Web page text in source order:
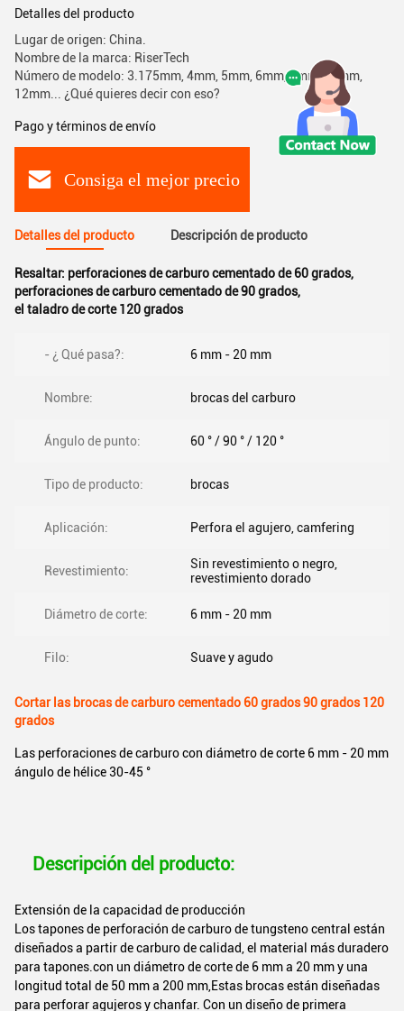
Detalles del producto
Lugar de origen: China.
Nombre de la marca: RiserTech
Número de modelo: 3.175mm, 4mm, 5mm, 6mm, 8mm, 10mm,
12mm... ¿Qué quieres decir con eso?
Pago y términos de envío
Consiga el mejor precio
Detalles del producto Descripción de producto
Resaltar: perforaciones de carburo cementado de 60 grados,
perforaciones de carburo cementado de 90 grados,
el taladro de corte 120 grados
- ¿ Qué pasa?: 6 mm - 20 mm
Nombre: brocas del carburo
Ángulo de punto: 60 ° / 90 ° / 120 °
Tipo de producto: brocas
Aplicación: Perfora el agujero, camfering
Revestimiento:
Sin revestimiento o negro,
revestimiento dorado
Diámetro de corte: 6 mm - 20 mm
Filo: Suave y agudo
Cortar las brocas de carburo cementado 60 grados 90 grados 120
grados
Las perforaciones de carburo con diámetro de corte 6 mm - 20 mm
ángulo de hélice 30-45 °
Descripción del producto:
Extensión de la capacidad de producción
Los tapones de perforación de carburo de tungsteno central están
diseñados a partir de carburo de calidad, el material más duradero
para tapones.con un diámetro de corte de 6 mm a 20 mm y una
longitud total de 50 mm a 200 mm,Estas brocas están diseñadas
para perforar agujeros y chanfar. Con un diseño de primera